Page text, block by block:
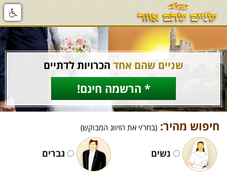
שניים שהם אחד הכרויות לדתיים
* הרשמה חינם!
חיפוש מהיר: (בחר/י את הזיווג המבוקש)
נשים גברים